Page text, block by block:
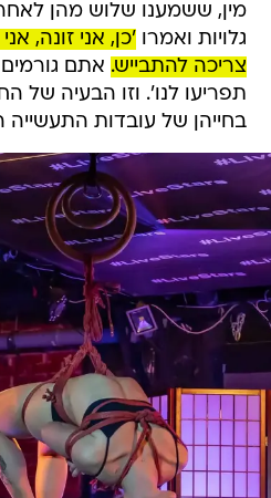
מין, ששמענו שלוש מהן
גלויות ואמרו 'כן, אני זונה,
צריכה להתבייש. אתם
תפריעו לנו'. וזו הבעיה של
בחייהן של עובדות התעשייה